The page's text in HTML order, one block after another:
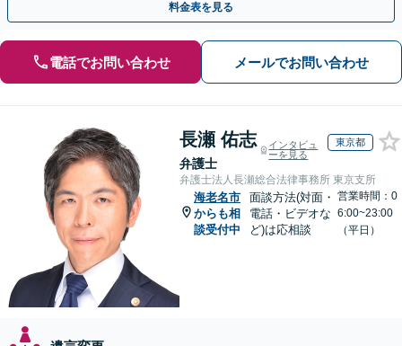
料金表を見る
電話でお問い合わせ メールでお問い合わせ
長瀬 佑志
弁護士
インタビュ
ーを見る
東京都
弁護士法人長瀬総合法律事務所 東京支所
海老名市
からも相
談受付中
面談方法(対面・
電話・ビデオな
ど)は応相談
営業時間：0
6:00~23:00
（平日）